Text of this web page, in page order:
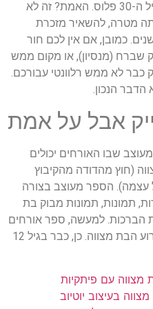
אני מדבר, כנראה שעברתם את גיל ה-30 פלוס. האמת? זה לא
מטרה, להשאיר מזכרת
כמובן, אם אין לכם חור
שברח (מנסיון), או מקום ממש
לא ממש רלוונטי עבורכם.
הדבר הנכון.
אבל על אמת
שבו האורחים יכולים
(חוץ מהדודה מהקיבוץ
4 דפים משל עצמה). הספר מעוצב בצורה
תמונות, תמונות מבוק בת
הברכות. למעשה, ספר אורחים
לבת מצווה הוא ספר זכרונות מאירוע הבת מצווה. כן, כבר בגיל 12